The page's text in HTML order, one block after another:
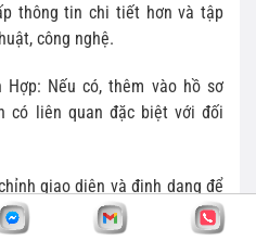
thông tin chi tiết hơn và tập
công nghệ.
Hợp: Nếu có, thêm vào hồ sơ
có liên quan đặc biệt với đối
giao diện và định dạng để
và thẩm mỹ mà đối tượng đọc